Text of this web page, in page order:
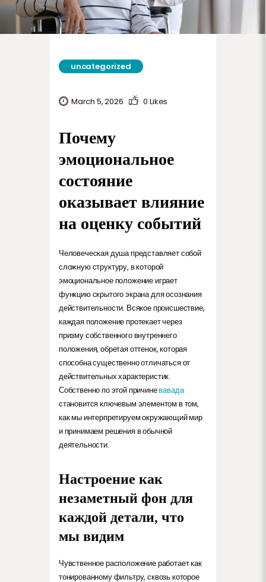
uncategorized
March 5, 2026 0 Likes
Почему
эмоциональное
состояние
оказывает влияние
на оценку событий
Человеческая душа представляет собой
сложную структуру, в которой
эмоциональное положение играет
функцию скрытого экрана для осознания
действительности. Всякое происшествие,
каждая положение протекает через
призму собственного внутреннего
положения, обретая оттенок, которая
способна существенно отличаться от
действительных характеристик.
Собственно по этой причиневавада
становится ключевым элементом в том,
как мы интерпретируем окружающий мир
и принимаем решения в обычной
деятельности.
Настроение как
незаметный фон для
каждой детали, что
мы видим
Чувственное расположение работает как
тонированному фильтру, сквозь которое